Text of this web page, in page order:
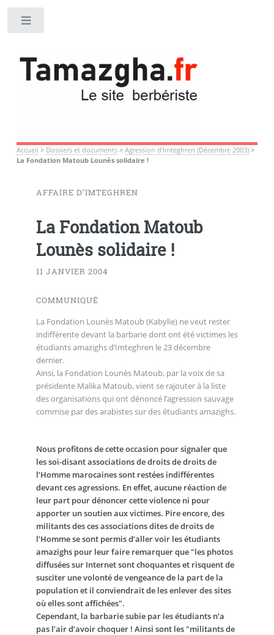
Accueil > Dossiers et documents> Agression d’Imteghren (Décembre 2003)>
La Fondation Matoub Lounès solidaire !
AFFAIRE D’IMTEGHREN
La Fondation Matoub
Lounès solidaire !
11 JANVIER 2004
COMMUNIQUÉ
La Fondation Lounès Matoub (Kabylie) ne veut rester
indifférente devant la barbarie dont ont été victimes les
étudiants amazighs d’Imteghren le 23 décembre
dernier.
Ainsi, la Fondation Lounès Matoub, par la voix de sa
présidente Malika Matoub, vient se rajouter à la liste
des organisations qui ont dénoncé l’agression sauvage
commise par des arabistes sur des étudiants amazighs.
Nous profitons de cette occasion pour signaler que
les soi-disant associations de droits de droits de
l’Homme marocaines sont restées indifférentes
devant ces agressions. En effet, aucune réaction de
leur part pour dénoncer cette violence ni pour
apporter un soutien aux victimes. Pire encore, des
militants des ces associations dites de droits de
l’Homme se sont permis d’aller voir les étudiants
amazighs pour leur faire remarquer que "les photos
diffusées sur Internet sont choquantes et risquent de
susciter une volonté de vengeance de la part de la
population et il conviendrait de les enlever des sites
où elles sont affichées".
Cependant, la barbarie subie par les étudiants n’a
pas l’air d’avoir choquer ! Ainsi sont les "militants de